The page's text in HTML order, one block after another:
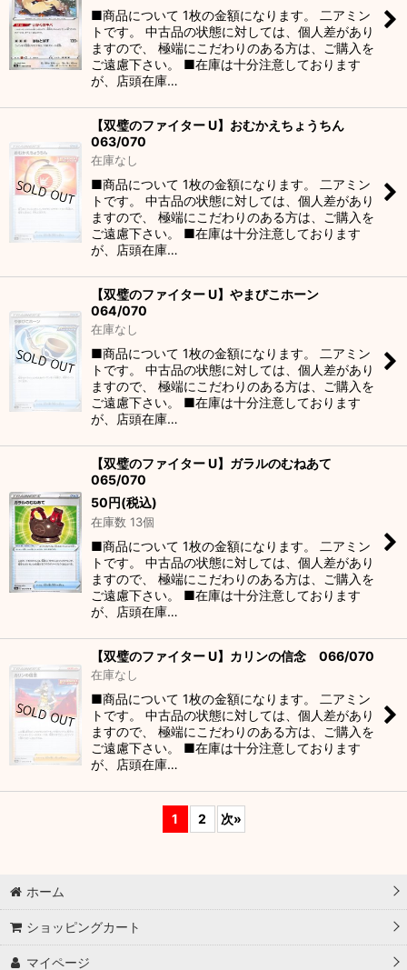
■商品について 1枚の金額になります。 二アミン
トです。 中古品の状態に対しては、個人差があり
ますので、 極端にこだわりのある方は、ご購入を
ご遠慮下さい。 ■在庫は十分注意しております
が、店頭在庫…
【双璧のファイター U】おむかえちょうちん
063/070
在庫なし
■商品について 1枚の金額になります。 二アミン
トです。 中古品の状態に対しては、個人差があり
ますので、 極端にこだわりのある方は、ご購入を
ご遠慮下さい。 ■在庫は十分注意しております
が、店頭在庫…
【双璧のファイター U】やまびこホーン
064/070
在庫なし
■商品について 1枚の金額になります。 二アミン
トです。 中古品の状態に対しては、個人差があり
ますので、 極端にこだわりのある方は、ご購入を
ご遠慮下さい。 ■在庫は十分注意しております
が、店頭在庫…
【双璧のファイター U】ガラルのむねあて
065/070
50円(税込)
在庫数 13個
■商品について 1枚の金額になります。 二アミン
トです。 中古品の状態に対しては、個人差があり
ますので、 極端にこだわりのある方は、ご購入を
ご遠慮下さい。 ■在庫は十分注意しております
が、店頭在庫…
【双璧のファイター U】カリンの信念 066/070
在庫なし
■商品について 1枚の金額になります。 二アミン
トです。 中古品の状態に対しては、個人差があり
ますので、 極端にこだわりのある方は、ご購入を
ご遠慮下さい。 ■在庫は十分注意しております
が、店頭在庫…
1 2 次»
ホーム
ショッピングカート
マイページ